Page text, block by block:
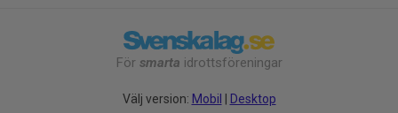
För smarta idrottsföreningar
Välj version: Mobil Desktop